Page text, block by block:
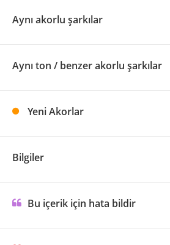
Aynı akorlu şarkılar
Aynı ton / benzer akorlu şarkılar
Yeni Akorlar
Bilgiler
Bu içerik için hata bildir